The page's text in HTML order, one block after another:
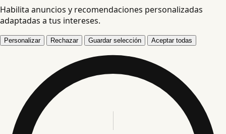
Habilita anuncios y recomendaciones personalizadas
adaptadas a tus intereses.
Personalizar Rechazar Guardar selección Aceptar todas